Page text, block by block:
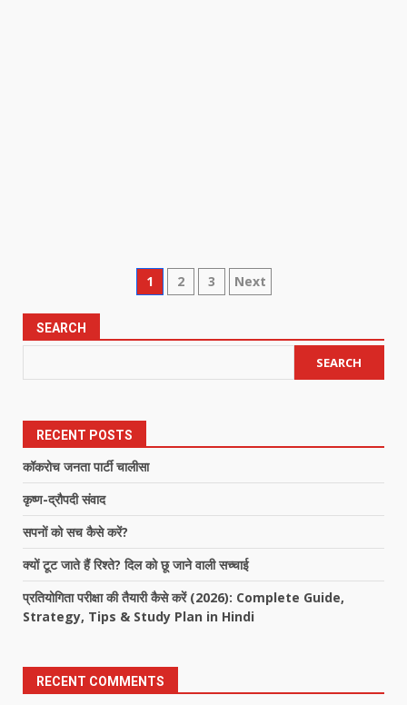
Posts
1 2 3 Next
SEARCH
SEARCH
RECENT POSTS
कॉकरोच जनता पार्टी चालीसा
कृष्ण-द्रौपदी संवाद
सपनों को सच कैसे करें?
क्यों टूट जाते हैं रिश्ते? दिल को छू जाने वाली सच्चाई
प्रतियोगिता परीक्षा की तैयारी कैसे करें (2026): Complete Guide,
Strategy, Tips & Study Plan in Hindi
RECENT COMMENTS